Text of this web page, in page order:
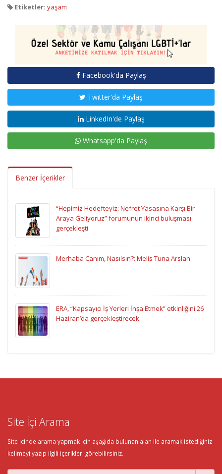
Etiketler: yaşam
Facebook'da Paylaş
Twitter'da Paylaş
LinkedIn'de Paylaş
Whatsapp'da Paylaş
Benzer İçerikler
“Hepimiz Hedefteyiz: Nefret Yasasına Karşı Bir
Araya Geliyoruz” forumunun ikinci buluşması
gerçekleşti
Merhaba Canım, Nasılsın?: Melis Tuna Arslan
ERA, “Kapsayıcı İş Yerleri İnşa Etmek” etkinliğini 26
Haziran’da gerçekleştirecek
Site İçi Arama
Site içinde arama yapmak için aşağıda bulunan alan ile aramak istediğiniz
kelimeyi yazıp ilgili içerikleri görebilirsiniz.